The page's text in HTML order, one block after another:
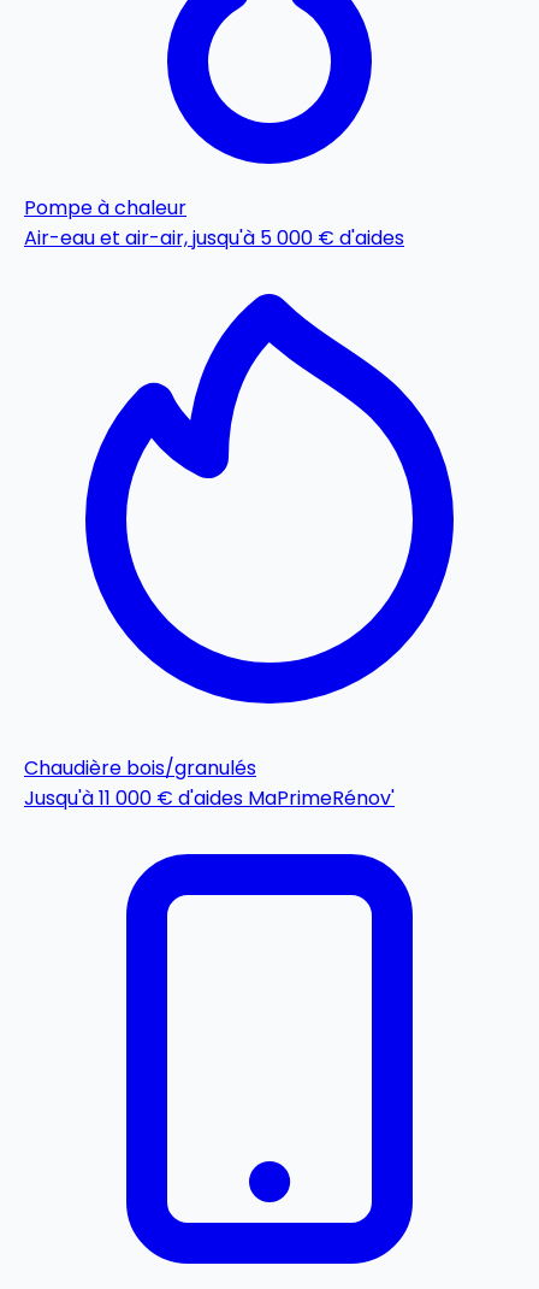
Pompe à chaleur
Air-eau et air-air, jusqu'à 5 000 € d'aides
Chaudière bois/granulés
Jusqu'à 11 000 € d'aides MaPrimeRénov'